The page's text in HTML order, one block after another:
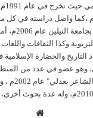
الجامعة في عام 1998م ،كما واصل
نال درجة
وكذا الثقافات
التاريخ والحضارة
وهو عضو في عدد من